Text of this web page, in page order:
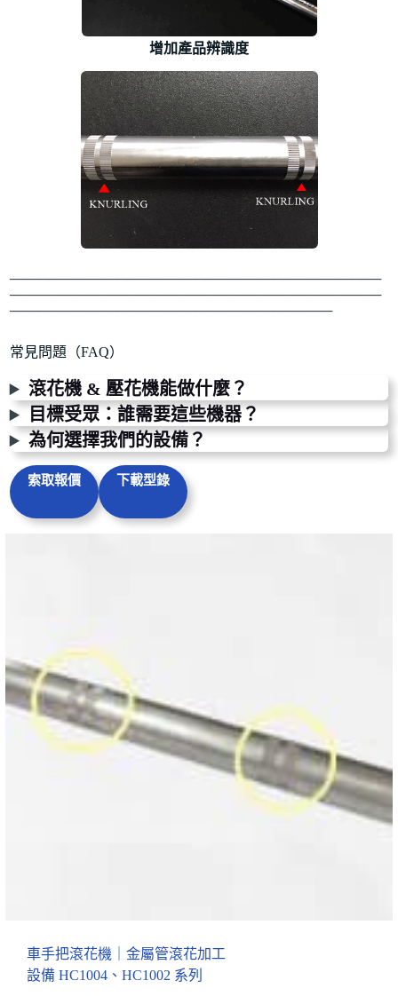
增加產品辨識度
──────────────────────────────────────
──────────────────────────────────────
─────────────────────────────────
常見問題（FAQ）
滾花機 & 壓花機能做什麼？
目標受眾：誰需要這些機器？
為何選擇我們的設備？
索取報價 下載型錄
車手把滾花機｜金屬管滾花加工
設備 HC1004、HC1002 系列